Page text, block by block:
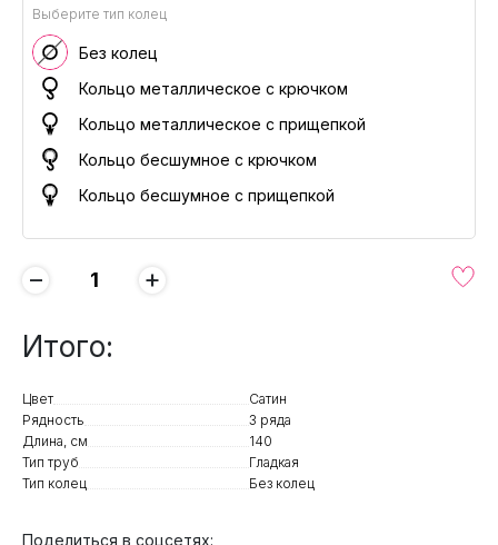
Выберите тип колец
Без колец
Кольцо металлическое с крючком
Кольцо металлическое с прищепкой
Кольцо бесшумное с крючком
Кольцо бесшумное с прищепкой
− +
Итого:
Цвет
Сатин
Рядность
3 ряда
Длина, см
140
Тип труб
Гладкая
Тип колец
Без колец
Поделиться в соцсетях: